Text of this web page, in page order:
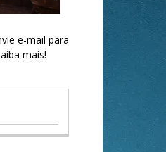
e-mail para
mais!